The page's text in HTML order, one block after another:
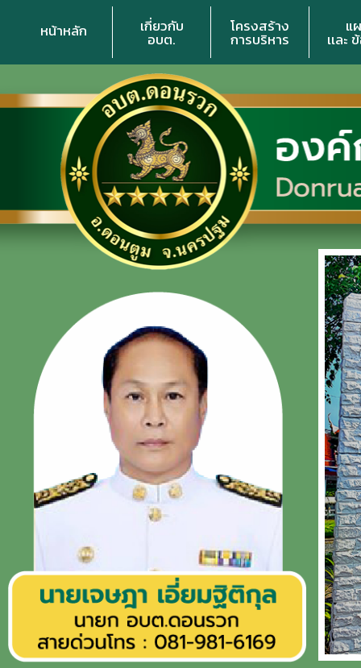
หน้าหลัก เกี่ยวกับ
อบต.
โครงสร้าง
การบริหาร
แ
เเล